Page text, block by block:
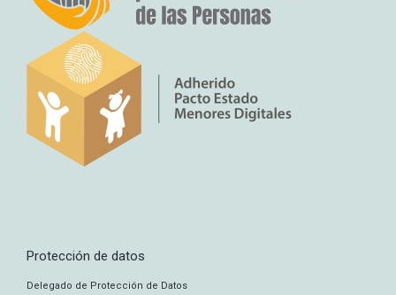
Protección de datos
Delegado de Protección de Datos